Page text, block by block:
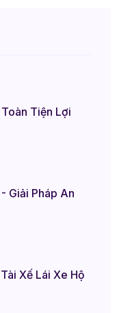
Tiện Lợi
Giải Pháp An
Xế Lái Xe Hộ